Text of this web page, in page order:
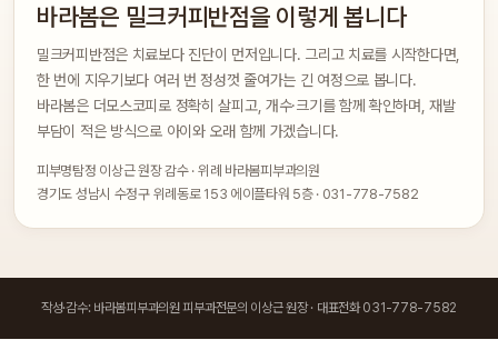
바라봄은 밀크커피반점을 이렇게 봅니다
밀크커피반점은 치료보다 진단이 먼저입니다. 그리고 치료를 시작한다면,
한 번에 지우기보다 여러 번 정성껏 줄여가는 긴 여정으로 봅니다.
바라봄은 더모스코피로 정확히 살피고, 개수·크기를 함께 확인하며, 재발
부담이 적은 방식으로 아이와 오래 함께 가겠습니다.
피부명탐정 이상근 원장 감수 · 위례 바라봄피부과의원
경기도 성남시 수정구 위례동로 153 에이플타워 5층 · 031-778-7582
작성·감수: 바라봄피부과의원 피부과전문의 이상근 원장 · 대표전화 031-778-7582